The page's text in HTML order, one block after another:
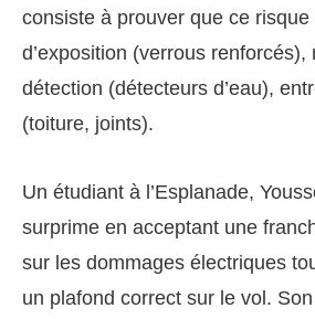
consiste à prouver que ce
d’exposition (verrous renforcés),
détection (détecteurs d’eau),
(toiture, joints).
Un étudiant à l’Esplanade,
surprime en acceptant une
sur les dommages électriques
un plafond correct sur le vol.